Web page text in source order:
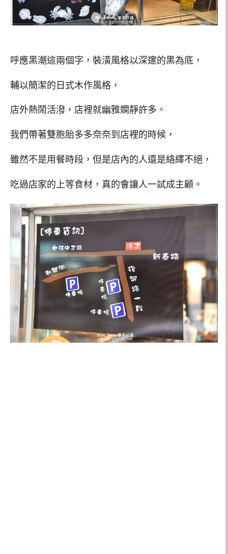
呼應黑潮這兩個字，裝潢風格以深邃的黑為底，
輔以簡潔的日式木作風格，
店外熱鬧活潑，店裡就幽雅嫻靜許多。
我們帶著雙胞胎多多奈奈到店裡的時候，
雖然不是用餐時段，但是店內的人還是絡繹不絕，
吃過店家的上等食材，真的會讓人一試成主顧。